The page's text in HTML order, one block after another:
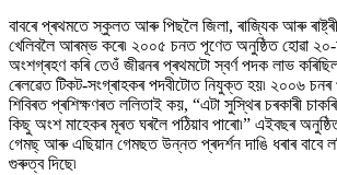
বাবৰে প্ৰথমতে স্কুলত আৰু পিছলৈ জিলা, ৰাজ্যিক আৰু
খেলিবলৈ আৰম্ভ কৰে৷ ২০০৫ চনত পূণেত অনুষ্ঠিত হোৱা ২০-
অংশগ্ৰহণ কৰি তেওঁ জীৱনৰ প্ৰথমটো স্বৰ্ণ পদক লাভ
ৰেলৱেত টিকট-সংগ্ৰাহকৰ পদবীটোত নিযুক্ত হয়৷ ২০০৬ চনৰ
শিবিৰত প্ৰশিক্ষণৰত ললিতাই কয়, “এটা সুস্থিৰ চৰকাৰী
কিছু অংশ মাহেকৰ মূৰত ঘৰলৈ পঠিয়াব পাৰো৷” এইবছৰ
গেমছ্ আৰু এছিয়ান গেমছত উন্নত প্ৰদৰ্শন দাঙি ধৰাৰ বাবে
গুৰুত্ব দিছে৷